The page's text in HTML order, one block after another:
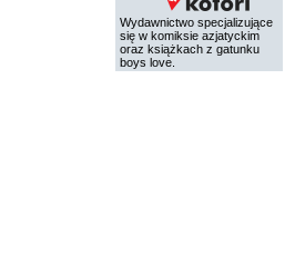
Wydawnictwo specjalizujące
się w komiksie azjatyckim
oraz książkach z gatunku
boys love.